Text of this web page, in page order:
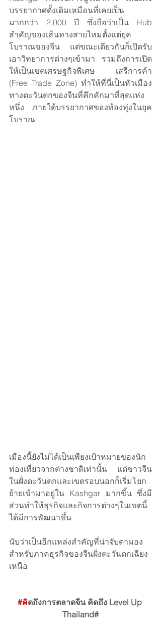
บรรยากาศดั้งเดิมเหมือนที่เคยเป็น
มากกว่า 2,000 ปี ซึ่งถือว่าเป็น Hub
สำคัญของเส้นทางสายไหมตั้งแต่ยุค
โบราณของจีน แต่ขณะเดียวกันก็เปิดรับ
เอาวิทยาการต่างๆเข้ามา รวมถึงการเปิด
ให้เป็นเขตเศรษฐกิจพิเศษ เสรีการค้า
(Free Trade Zone) ทำให้ที่นี่เป็นหัวเมือง
ทางตะวันตกของจีนที่คึกคักมาที่สุดแห่ง
หนึ่ง ภายใต้บรรยากาศของท้องทุ่งในยุค
โบราณ
เมืองนี้ยังไม่ได้เป็นเพียงเป้าหมายของนัก
ท่องเที่ยวจากต่างชาติเท่านั้น แต่ชาวจีน
ในฝั่งตะวันตกและเขตรอบนอกก็เริ่มโยก
ย้ายเข้ามาอยู่ใน Kashgar มากขึ้น ซึ่งมี
ส่วนทำให้ธุรกิจและกิจการต่างๆในเขตนี้
ได้มีการพัฒนาขึ้น
นับว่าเป็นอีกแหล่งสำคัญที่น่าจับตามอง
สำหรับภาคธุรกิจของจีนฝั่งตะวันตกเฉียง
เหนือ
#คิดถึงการตลาดจีน คิดถึง Level Up
Thailand#